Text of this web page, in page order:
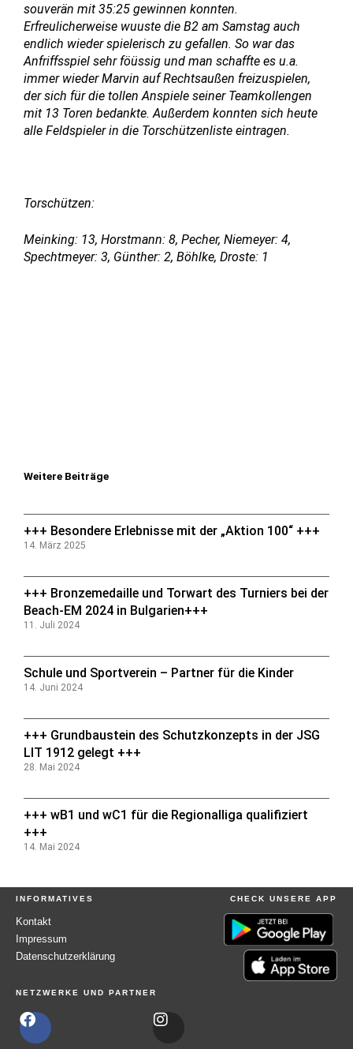
Weitere Beiträge
+++ Besondere Erlebnisse mit der „Aktion 100“ +++
14. März 2025
+++ Bronzemedaille und Torwart des Turniers bei der
Beach-EM 2024 in Bulgarien+++
11. Juli 2024
Schule und Sportverein – Partner für die Kinder
14. Juni 2024
+++ Grundbaustein des Schutzkonzepts in der JSG
LIT 1912 gelegt +++
28. Mai 2024
+++ wB1 und wC1 für die Regionalliga qualifiziert
+++
14. Mai 2024
souverän mit 35:25 gewinnen konnten.
Erfreulicherweise wuuste die B2 am Samstag auch
endlich wieder spielerisch zu gefallen. So war das
Anfriffsspiel sehr föüssig und man schaffte es u.a.
immer wieder Marvin auf Rechtsaußen freizuspielen,
der sich für die tollen Anspiele seiner Teamkollengen
mit 13 Toren bedankte. Außerdem konnten sich heute
alle Feldspieler in die Torschützenliste eintragen.
Torschützen:
Meinking: 13, Horstmann: 8, Pecher, Niemeyer: 4,
Spechtmeyer: 3, Günther: 2, Böhlke, Droste: 1
INFORMATIVES
Kontakt
Impressum
Datenschutzerklärung
CHECK UNSERE APP
NETZWERKE UND PARTNER
F